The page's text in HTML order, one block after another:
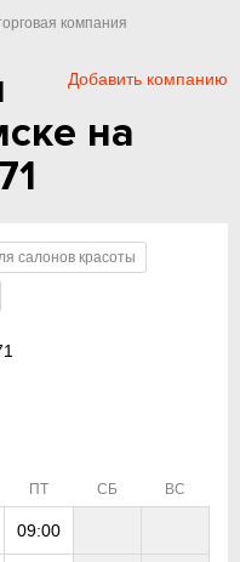
компания
Добавить компанию
на
салонов красоты
ПТ СБ ВС
09:00